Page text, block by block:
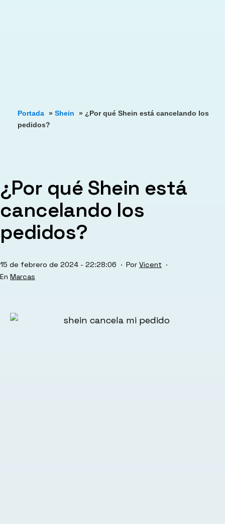
Portada » Shein » ¿Por qué Shein está cancelando los
pedidos?
¿Por qué Shein está
cancelando los
pedidos?
Publicada
el
15 de febrero de 2024 - 22:28:06 Por Vicent
Categorizado
Marcas